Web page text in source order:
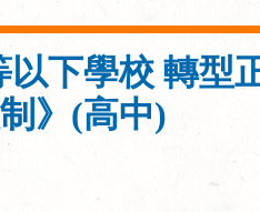
以下學校 轉
》(高中)